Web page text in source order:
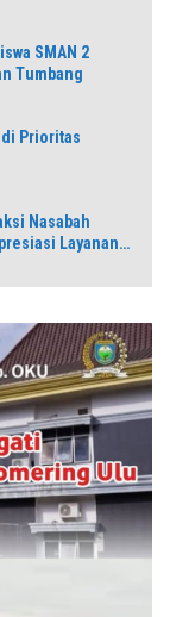
SMAN 2
Tumbang
Prioritas
Nasabah
Layanan